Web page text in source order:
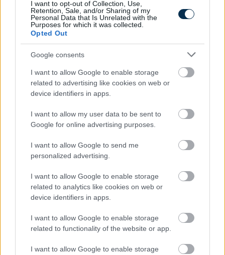
I want to opt-out of Collection, Use,
Retention, Sale, and/or Sharing of my
Personal Data that Is Unrelated with the
Purposes for which it was collected.
Opted Out
Google consents
I want to allow Google to enable storage
related to advertising like cookies on web or
device identifiers in apps.
I want to allow my user data to be sent to
Google for online advertising purposes.
I want to allow Google to send me
personalized advertising.
I want to allow Google to enable storage
related to analytics like cookies on web or
device identifiers in apps.
I want to allow Google to enable storage
related to functionality of the website or app.
I want to allow Google to enable storage
És ezeket kiszámoltad már?
Hányasra tudnál felelni a 7. osztályos kémia tantárgyból?
KISZÁMOLOM!